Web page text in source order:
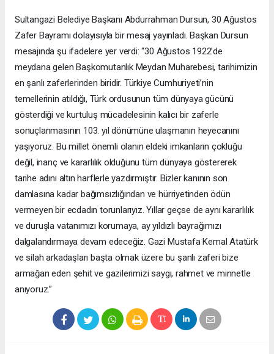
Sultangazi Belediye Başkanı Abdurrahman Dursun, 30 Ağustos
Zafer Bayramı dolayısıyla bir mesaj yayınladı. Başkan Dursun
mesajında şu ifadelere yer verdi: “30 Ağustos 1922’de
meydana gelen Başkomutanlık Meydan Muharebesi, tarihimizin
en şanlı zaferlerinden biridir. Türkiye Cumhuriyeti’nin
temellerinin atıldığı, Türk ordusunun tüm dünyaya gücünü
gösterdiği ve kurtuluş mücadelesinin kalıcı bir zaferle
sonuçlanmasının 103. yıl dönümüne ulaşmanın heyecanını
yaşıyoruz. Bu millet önemli olanın eldeki imkanların çokluğu
değil, inanç ve kararlılık olduğunu tüm dünyaya göstererek
tarihe adını altın harflerle yazdırmıştır. Bizler kanının son
damlasına kadar bağımsızlığından ve hürriyetinden ödün
vermeyen bir ecdadın torunlarıyız. Yıllar geçse de aynı kararlılık
ve duruşla vatanımızı korumaya, ay yıldızlı bayrağımızı
dalgalandırmaya devam edeceğiz. Gazi Mustafa Kemal Atatürk
ve silah arkadaşları başta olmak üzere bu şanlı zaferi bize
armağan eden şehit ve gazilerimizi saygı, rahmet ve minnetle
anıyoruz.”